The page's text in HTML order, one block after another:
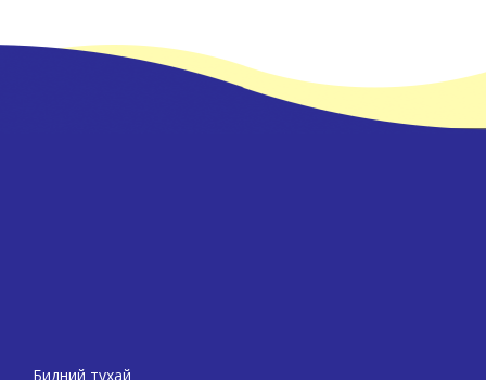
Бидний тухай